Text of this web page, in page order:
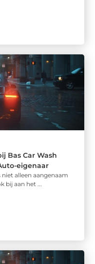
Bas Car Wash
eigenaar
alleen aangenaam
bij aan het ...